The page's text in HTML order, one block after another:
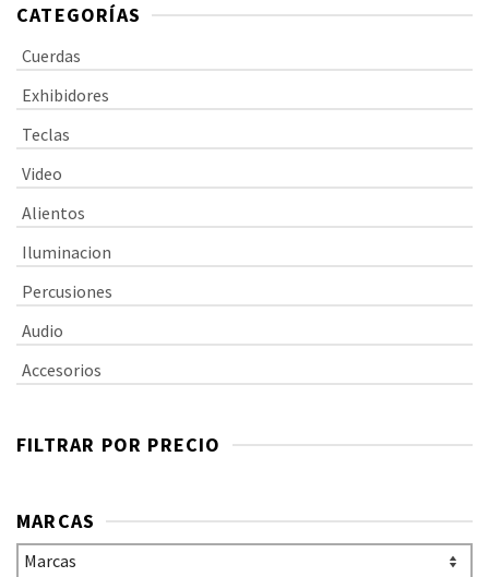
CATEGORÍAS
Cuerdas
Exhibidores
Teclas
Video
Alientos
Iluminacion
Percusiones
Audio
Accesorios
FILTRAR POR PRECIO
MARCAS